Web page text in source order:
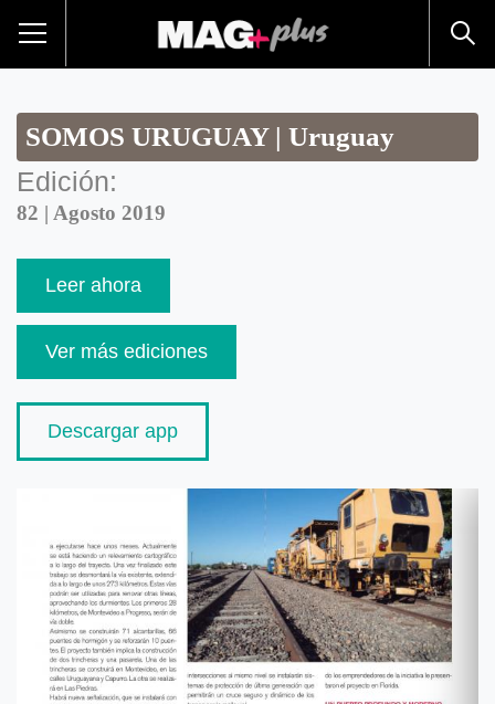
SOMOS URUGUAY | Uruguay
Edición:
82 | Agosto 2019
Leer ahora
Ver más ediciones
Descargar app